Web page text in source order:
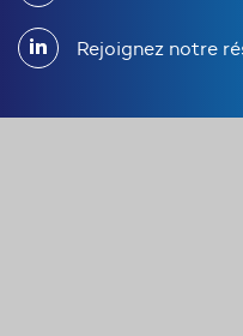
Rejoignez notre